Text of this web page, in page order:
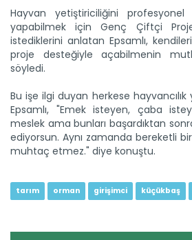
Hayvan yetiştiriciliğini
yapabilmek için Genç Çiftçi
istediklerini anlatan Epsamlı,
proje desteğiyle açabilmenin
söyledi.
Bu işe ilgi duyan herkese
Epsamlı, "Emek isteyen, çaba
meslek ama bunları başardıktan
ediyorsun. Aynı zamanda bereketli
muhtaç etmez." diye konuştu.
tarım orman girişimci küçükbaş
Çorak arazi meyve bahçesine...
Ağrı Doğubayazıt' ta çetin iklim
arazide...
Devamını Oku ->